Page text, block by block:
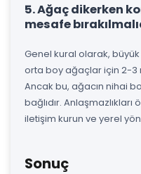
5. Ağaç dikerken
mesafe
Genel kural olarak,
orta boy ağaçlar için 2-3
Ancak bu, ağacın nihai
bağlıdır.
iletişim kurun ve yerel
Sonuç